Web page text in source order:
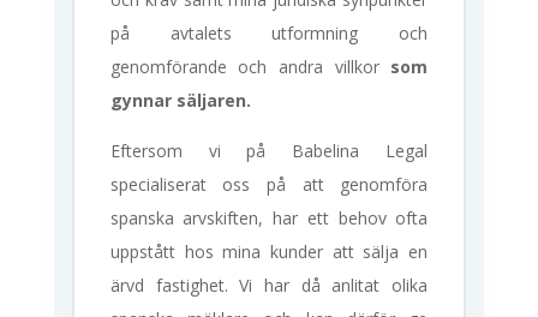
på avtalets utformning och
genomförande och andra villkor som
gynnar säljaren.
Eftersom vi på Babelina Legal
specialiserat oss på att genomföra
spanska arvskiften, har ett behov ofta
uppstått hos mina kunder att sälja en
ärvd fastighet. Vi har då anlitat olika